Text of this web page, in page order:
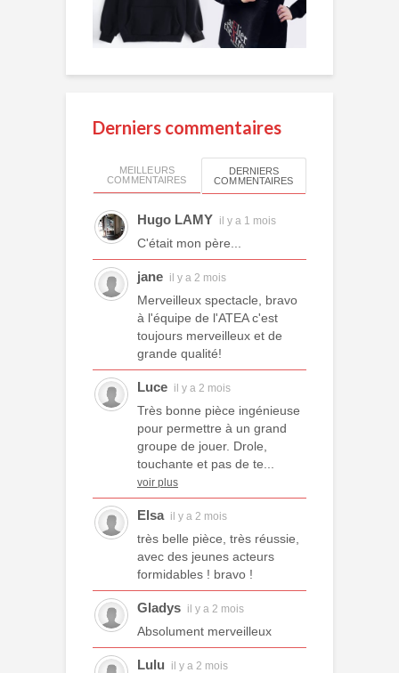
Derniers commentaires
MEILLEURS
COMMENTAIRES
DERNIERS
COMMENTAIRES
Hugo LAMY il y a 1 mois
C'était mon père...
jane il y a 2 mois
Merveilleux spectacle, bravo
à l'équipe de l'ATEA c'est
toujours merveilleux et de
grande qualité!
Luce il y a 2 mois
Très bonne pièce ingénieuse
pour permettre à un grand
groupe de jouer. Drole,
touchante et pas de te...
voir plus
Elsa il y a 2 mois
très belle pièce, très réussie,
avec des jeunes acteurs
formidables ! bravo !
Gladys il y a 2 mois
Absolument merveilleux
Lulu il y a 2 mois